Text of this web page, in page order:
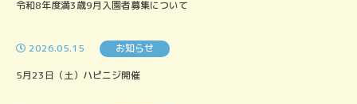
令和8年度満3歳9月入園者募集について
2026.05.15
お知らせ
5月23日（土）ハピニジ開催